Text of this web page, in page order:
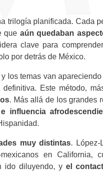
trilogía planificada. Cada
que aún quedaban
clave para
por detrás de México.
los temas van
Este método,
. Más allá de los grandes
influencia
muy distintas. López-
en California,
ido diluyendo, y el